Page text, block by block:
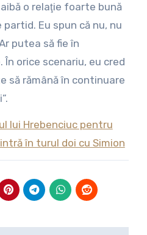
o relaţie foarte bună
Eu spun că nu, nu
putea să fie în
orice scenariu, eu cred
să rămână în continuare
lui Hrebenciuc pentru
în turul doi cu Simion